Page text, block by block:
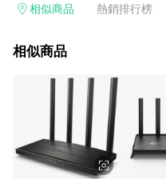
電玩/遊戲/相機/單眼/鏡頭/拍立
的購回饋活動享Yahoo超贈點回
3. 訂單回饋金額將扣除運費/購
價券等虛擬貨幣折抵 4. 大宗採
有相關事證認定您為大宗採購、
相關認定以Yahoo購物中心之認定
相似商品 熱銷排行榜
相似商品